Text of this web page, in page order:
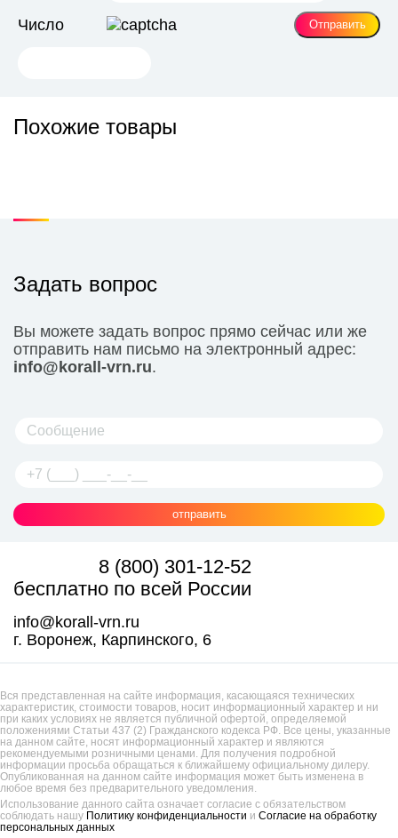
Число
Похожие товары
Задать вопрос
Вы можете задать вопрос прямо сейчас или же
отправить нам письмо на электронный адрес:
info@korall-vrn.ru.
отправить
8 (800) 301-12-52
бесплатно по всей России
info@korall-vrn.ru
г. Воронеж, Карпинского, 6
Вся представленная на сайте информация, касающаяся технических
характеристик, стоимости товаров, носит информационный характер и ни
при каких условиях не является публичной офертой, определяемой
положениями Статьи 437 (2) Гражданского кодекса РФ. Все цены, указанные
на данном сайте, носят информационный характер и являются
рекомендуемыми розничными ценами. Для получения подробной
информации просьба обращаться к ближайшему официальному дилеру.
Опубликованная на данном сайте информация может быть изменена в
любое время без предварительного уведомления.
Использование данного сайта означает согласие с обязательством
соблюдать нашу Политику конфиденциальности и Согласие на обработку
персональных данных